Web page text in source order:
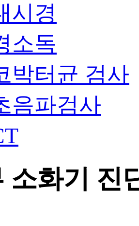
시경
소독
박터균 검사
음파검사
소화기 진